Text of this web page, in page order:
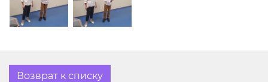
Возврат к списку